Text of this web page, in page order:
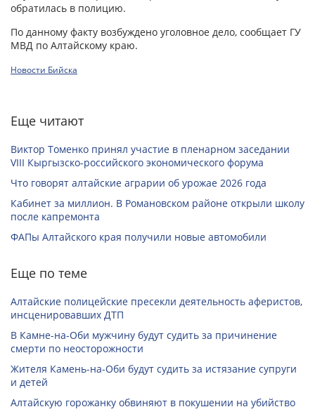
обратилась в полицию.
По данному факту возбуждено уголовное дело, сообщает ГУ
МВД по Алтайскому краю.
Новости Бийска
Еще читают
Виктор Томенко принял участие в пленарном заседании
VIII Кыргызско-российского экономического форума
Что говорят алтайские аграрии об урожае 2026 года
Кабинет за миллион. В Романовском районе открыли школу
после капремонта
ФАПы Алтайского края получили новые автомобили
Еще по теме
Алтайские полицейские пресекли деятельность аферистов,
инсценировавших ДТП
В Камне-на-Оби мужчину будут судить за причинение
смерти по неосторожности
Жителя Камень-на-Оби будут судить за истязание супруги
и детей
Алтайскую горожанку обвиняют в покушении на убийство